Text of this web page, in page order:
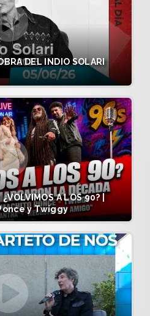
DEL INDIO SOLARI
A LOS 90? |
y Twiggy